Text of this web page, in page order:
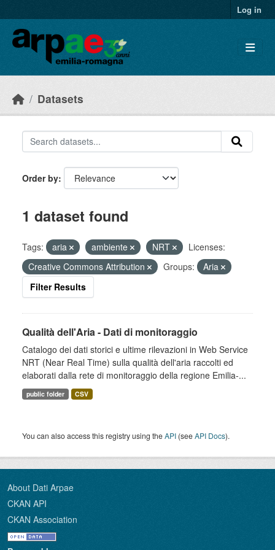
Log in
Datasets
Order by
1 dataset found
Tags: aria ambiente NRT
Licenses:
Creative Commons Attribution
Groups:
Aria
Filter Results
Qualità dell'Aria - Dati di monitoraggio
Catalogo dei dati storici e ultime rilevazioni in Web Service
NRT (Near Real Time) sulla qualità dell'aria raccolti ed
elaborati dalla rete di monitoraggio della regione Emilia-...
public folder CSV
You can also access this registry using theAPI (seeAPI Docs).
About Dati Arpae
CKAN API
CKAN Association